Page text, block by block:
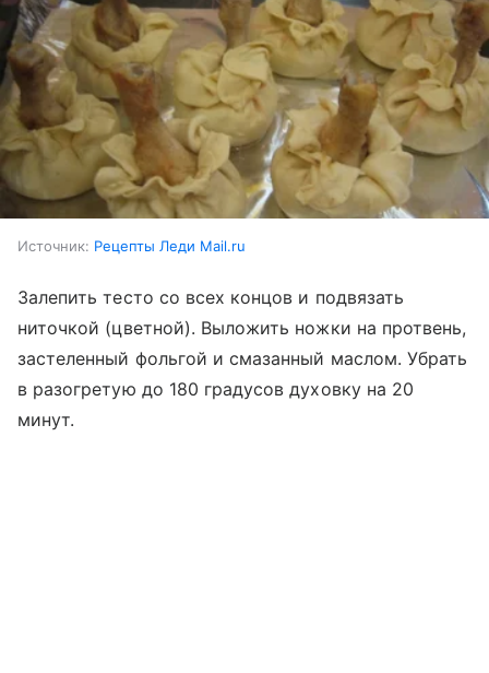
Источник: Рецепты Леди Mail.ru
Залепить тесто со всех концов и подвязать
ниточкой (цветной). Выложить ножки на протвень,
застеленный фольгой и смазанный маслом. Убрать
в разогретую до 180 градусов духовку на 20
минут.